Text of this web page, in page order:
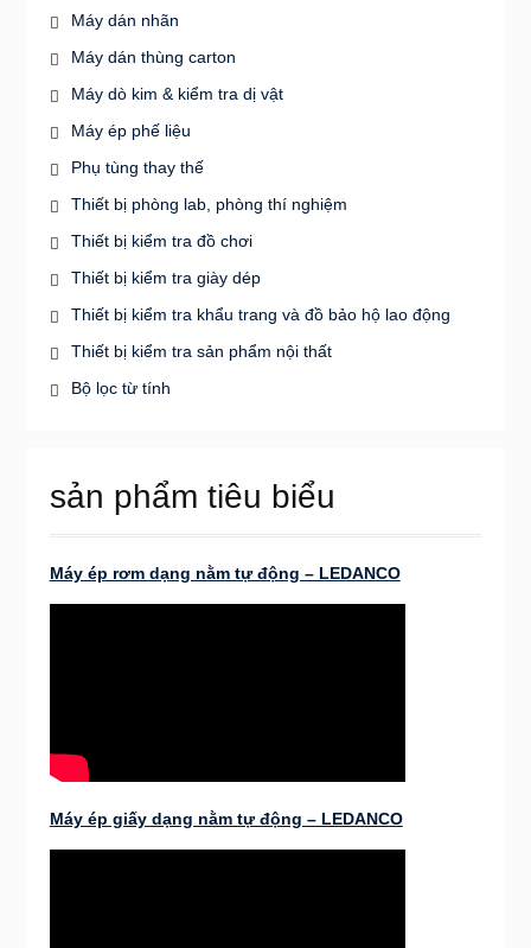
Máy dán nhãn
Máy dán thùng carton
Máy dò kim & kiểm tra dị vật
Máy ép phế liệu
Phụ tùng thay thế
Thiết bị phòng lab, phòng thí nghiệm
Thiết bị kiểm tra đồ chơi
Thiết bị kiểm tra giày dép
Thiết bị kiểm tra khẩu trang và đồ bảo hộ lao động
Thiết bị kiểm tra sản phẩm nội thất
Bộ lọc từ tính
sản phẩm tiêu biểu
Máy ép rơm dạng nằm tự động – LEDANCO
Máy ép giấy dạng nằm tự động – LEDANCO